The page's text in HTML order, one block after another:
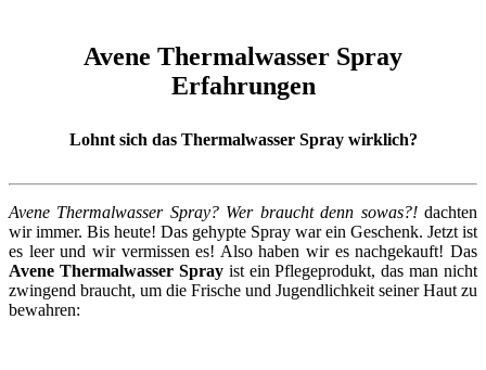
Avene Thermalwasser Spray
Erfahrungen
Lohnt sich das Thermalwasser Spray wirklich?
Avene Thermalwasser Spray? Wer braucht denn sowas?!dachten
wir immer. Bis heute! Das gehypte Spray war ein Geschenk. Jetzt ist
es leer und wir vermissen es! Also haben wir es nachgekauft! Das
Avene Thermalwasser Sprayist ein Pflegeprodukt, das man nicht
zwingend braucht, um die Frische und Jugendlichkeit seiner Haut zu
bewahren: